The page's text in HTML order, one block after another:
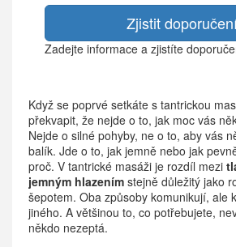
Zjistit
Zadejte informace a zjistíte
Když se poprvé setkáte s tantrickou
překvapit, že nejde o to, jak moc vás
Nejde o silné pohyby, ne o to, aby vás
balík. Jde o to, jak jemně nebo jak
proč. V tantrické masáži je rozdíl mezi
jemným hlazením stejně důležitý jako
šepotem. Oba způsoby komunikují, ale
jiného. A většinou to, co potřebujete,
někdo nezeptá.